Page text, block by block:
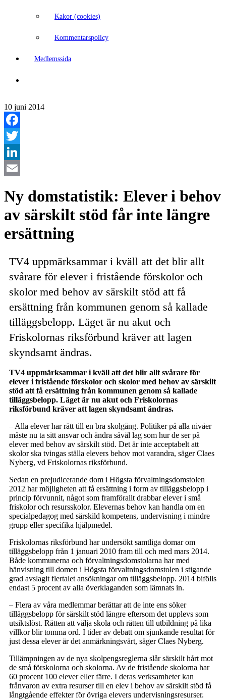
Kakor (cookies)
Kommentarspolicy
Medlemssida
10 juni 2014
Facebook
Twitter
LinkedIn
Ny domstatistik: Elever i behov
av särskilt stöd får inte längre
ersättning
TV4 uppmärksammar i kväll att det blir allt
svårare för elever i fristående förskolor och
skolor med behov av särskilt stöd att få
ersättning från kommunen genom så kallade
tilläggsbelopp. Läget är nu akut och
Friskolornas riksförbund kräver att lagen
skyndsamt ändras.
TV4 uppmärksammar i kväll att det blir allt svårare för
elever i fristående förskolor och skolor med behov av särskilt
stöd att få ersättning från kommunen genom så kallade
tilläggsbelopp. Läget är nu akut och Friskolornas
riksförbund kräver att lagen skyndsamt ändras.
– Alla elever har rätt till en bra skolgång. Politiker på alla nivåer
måste nu ta sitt ansvar och ändra såväl lag som hur de ser på
elever med behov av särskilt stöd. Det är inte acceptabelt att
skolor ska tvingas ställa elevers behov mot varandra, säger Claes
Nyberg, vd Friskolornas riksförbund.
Sedan en prejudicerande dom i Högsta förvaltningsdomstolen
2012 har möjligheten att få ersättning i form av tilläggsbelopp i
princip förvunnit, något som framförallt drabbar elever i små
friskolor och resursskolor. Elevernas behov kan handla om en
specialpedagog med särskild kompetens, undervisning i mindre
grupp eller specifika hjälpmedel.
Friskolornas riksförbund har undersökt samtliga domar om
tilläggsbelopp från 1 januari 2010 fram till och med mars 2014.
Både kommunerna och förvaltningsdomstolarna har med
hänvisning till domen i Högsta förvaltningsdomstolen i stigande
grad avslagit flertalet ansökningar om tilläggsbelopp. 2014 bifölls
endast 5 procent av alla överklaganden som lämnats in.
– Flera av våra medlemmar berättar att de inte ens söker
tilläggsbelopp för särskilt stöd längre eftersom det upplevs som
utsiktslöst. Rätten att välja skola och rätten till utbildning på lika
villkor blir tomma ord. I tider av debatt om sjunkande resultat för
just dessa elever är det anmärkningsvärt, säger Claes Nyberg.
Tillämpningen av de nya skolpengsreglerna slår särskilt hårt mot
de små förskolorna och skolorna. Av de fristående skolorna har
60 procent 100 elever eller färre. I deras verksamheter kan
frånvaron av extra resurser till en elev i behov av särskilt stöd få
långtgående effekter för övriga elevers undervisningsresurser.